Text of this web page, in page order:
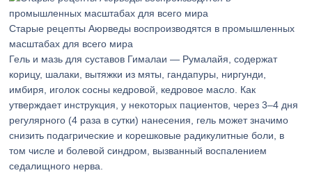
Старые рецепты Аюрведы воспроизводятся в промышленных
масштабах для всего мира
Гель и мазь для суставов Гималаи — Румалайя, содержат
корицу, шалаки, вытяжки из мяты, гандапуры, ниргунди,
имбиря, иголок сосны кедровой, кедровое масло. Как
утверждает инструкция, у некоторых пациентов, через 3–4 дня
регулярного (4 раза в сутки) нанесения, гель может значимо
снизить подагрические и корешковые радикулитные боли, в
том числе и болевой синдром, вызванный воспалением
седалищного нерва.